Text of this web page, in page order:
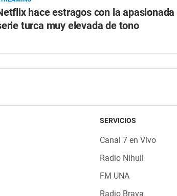
hace estragos con la apasionada
turca muy elevada de tono
SERVICIOS
Canal 7 en Vivo
Radio Nihuil
FM UNA
Radio Brava